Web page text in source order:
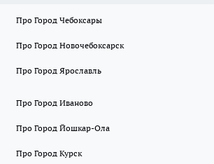
Про Город Чебоксары
Про Город Новочебоксарск
Про Город Ярославль
Про Город Иваново
Про Город Йошкар-Ола
Про Город Курск